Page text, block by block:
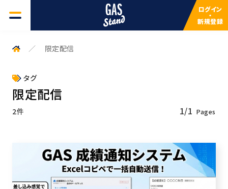
ログイン
・
新規登録
GAS一覧
よくある質問
サービスについて検索キーワードを入力してください
検索
限定配信
タグ
限定配信
2件 1/1